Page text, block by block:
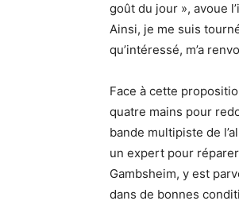
goût du jour », avoue
Ainsi, je me suis
qu’intéressé, m’a
Face à cette
quatre mains pour
bande multipiste de
un expert pour
Gambsheim, y est
dans de bonnes